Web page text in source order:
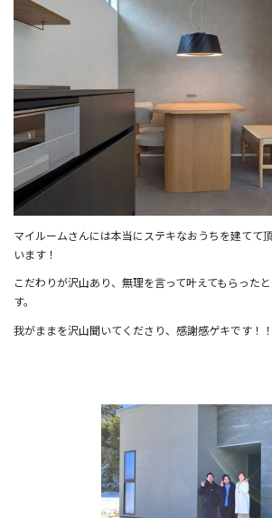
マイルームさんには本当にステキなおうちを建てて
います！
こだわりが沢山あり、無理を言って叶えてもらった
す。
我がままを沢山聞いてくださり、感謝感ゲキです！！